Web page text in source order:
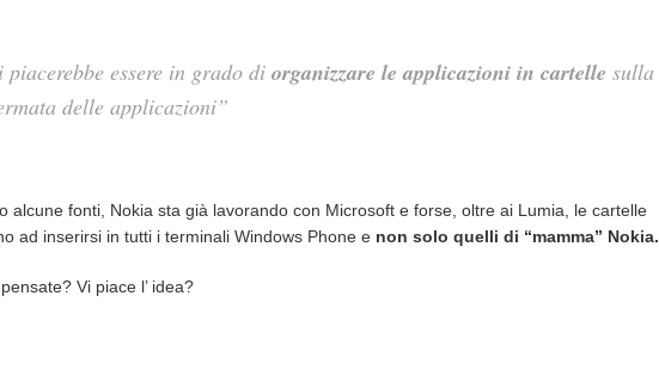
piacerebbe essere in grado diorganizzare le applicazioni in cartelle sulla
delle applicazioni”
alcune fonti, Nokia sta già lavorando con Microsoft e forse, oltre ai Lumia, le cartelle
ad inserirsi in tutti i terminali Windows Phone e non solo quelli di “mamma” Nokia.
Vi piace l’ idea?